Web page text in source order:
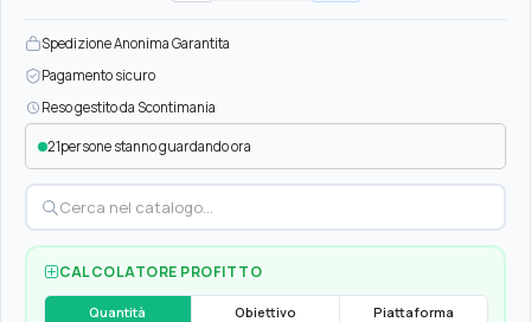
Spedizione Anonima Garantita
Pagamento sicuro
Reso gestito da Scontimania
21persone stanno guardando ora
CALCOLATORE PROFITTO
Quantità Obiettivo Piattaforma